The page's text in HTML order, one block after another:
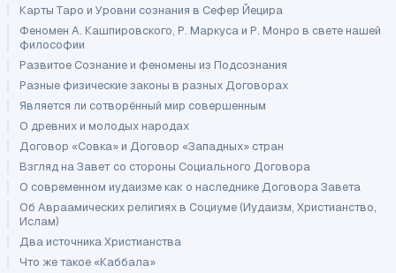
Карты Таро и Уровни сознания в Сефер Йецира
Феномен А. Кашпировского, Р. Маркуса и Р. Монро в свете нашей
философии
Развитое Сознание и феномены из Подсознания
Разные физические законы в разных Договорах
Является ли сотворённый мир совершенным
О древних и молодых народах
Договор «Совка» и Договор «Западных» стран
Взгляд на Завет со стороны Социального Договора
О современном иудаизме как о наследнике Договора Завета
Об Авраамических религиях в Социуме (Иудаизм, Христианство,
Ислам)
Два источника Христианства
Что же такое «Каббала»